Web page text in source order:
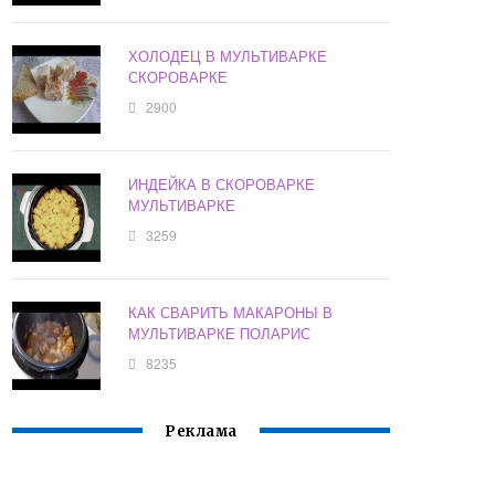
ХОЛОДЕЦ В МУЛЬТИВАРКЕ
СКОРОВАРКЕ
2900
ИНДЕЙКА В СКОРОВАРКЕ
МУЛЬТИВАРКЕ
3259
КАК СВАРИТЬ МАКАРОНЫ В
МУЛЬТИВАРКЕ ПОЛАРИС
8235
Реклама